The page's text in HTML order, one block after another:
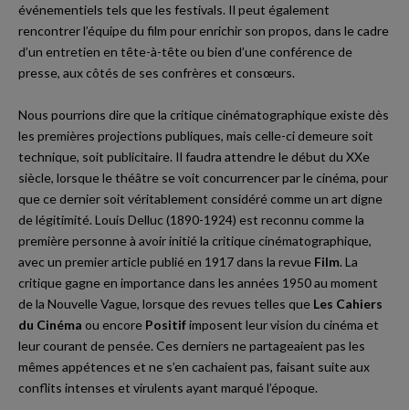
événementiels tels que les festivals. Il peut également
rencontrer l’équipe du film pour enrichir son propos, dans le cadre
d’un entretien en tête-à-tête ou bien d’une conférence de
presse, aux côtés de ses confrères et consœurs.
Nous pourrions dire que la critique cinématographique existe dès
les premières projections publiques, mais celle-ci demeure soit
technique, soit publicitaire. Il faudra attendre le début du XXe
siècle, lorsque le théâtre se voit concurrencer par le cinéma, pour
que ce dernier soit véritablement considéré comme un art digne
de légitimité. Louis Delluc(1890-1924) est reconnu comme la
première personne à avoir initié la critique cinématographique,
avec un premier article publié en 1917 dans la revue Film. La
critique gagne en importance dans les années 1950 au moment
de la Nouvelle Vague, lorsque des revues telles que Les Cahiers
du Cinéma ou encore Positifimposent leur vision du cinéma et
leur courant de pensée. Ces derniers ne partageaient pas les
mêmes appétences et ne s’en cachaient pas, faisant suite aux
conflits intenses et virulents ayant marqué l’époque.